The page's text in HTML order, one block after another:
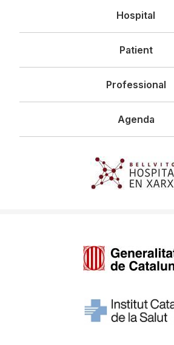
principal
Hospital
Patient
Professional
Agenda